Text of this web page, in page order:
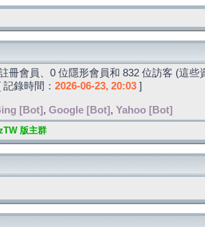
冊會員、0 位隱形會員和 832 位訪客 (這
錄時間： 2026-06-23, 20:03 ]
[Bot] , Google [Bot] , Yahoo [Bot]
版主群